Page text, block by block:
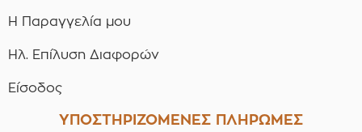
Η Παραγγελία μου
Ηλ. Επίλυση Διαφορών
Είσοδος
ΥΠΟΣΤΗΡΙΖΟΜΕΝΕΣ ΠΛΗΡΩΜΕΣ